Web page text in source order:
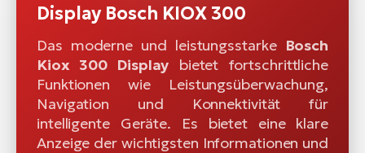
Display Bosch KIOX 300
Das moderne und leistungsstarke Bosch
Kiox 300 Display bietet fortschrittliche
Funktionen wie Leistungsüberwachung,
Navigation und Konnektivität für
intelligente Geräte. Es bietet eine klare
Anzeige der wichtigsten Informationen und